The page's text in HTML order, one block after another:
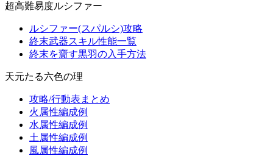
超高難易度ルシファー
ルシファー(スパルシ)攻略
終末武器スキル性能一覧
終末を齎す黒羽の入手方法
天元たる六色の理
攻略/行動表まとめ
火属性編成例
水属性編成例
土属性編成例
風属性編成例